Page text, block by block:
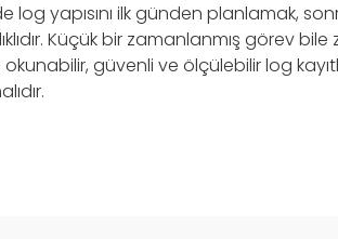
yapısını ilk günden planlamak,
Küçük bir zamanlanmış görev bile
güvenli ve ölçülebilir log